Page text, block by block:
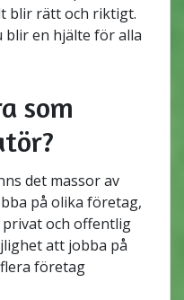
blir rätt och riktigt.
blir en hjälte för alla
som
det massor av
på olika företag,
privat och offentlig
att jobba på
företag